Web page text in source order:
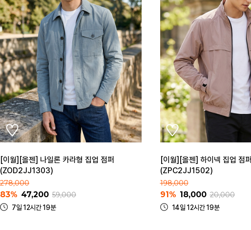
[이월][올젠] 나일론 카라형 집업 점퍼
(ZOD2JJ1303)
278,000
83% 47,200 59,000
7일 12시간 19분
[이월][올젠] 하이넥 집업 점퍼
(ZPC2JJ1502)
198,000
91% 18,000 20,000
14일 12시간 19분